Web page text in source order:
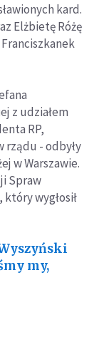
kard.
Elżbietę Różę
z udziałem
RP,
rządu - odbyły
w Warszawie.
Spraw
wygłosił
my,